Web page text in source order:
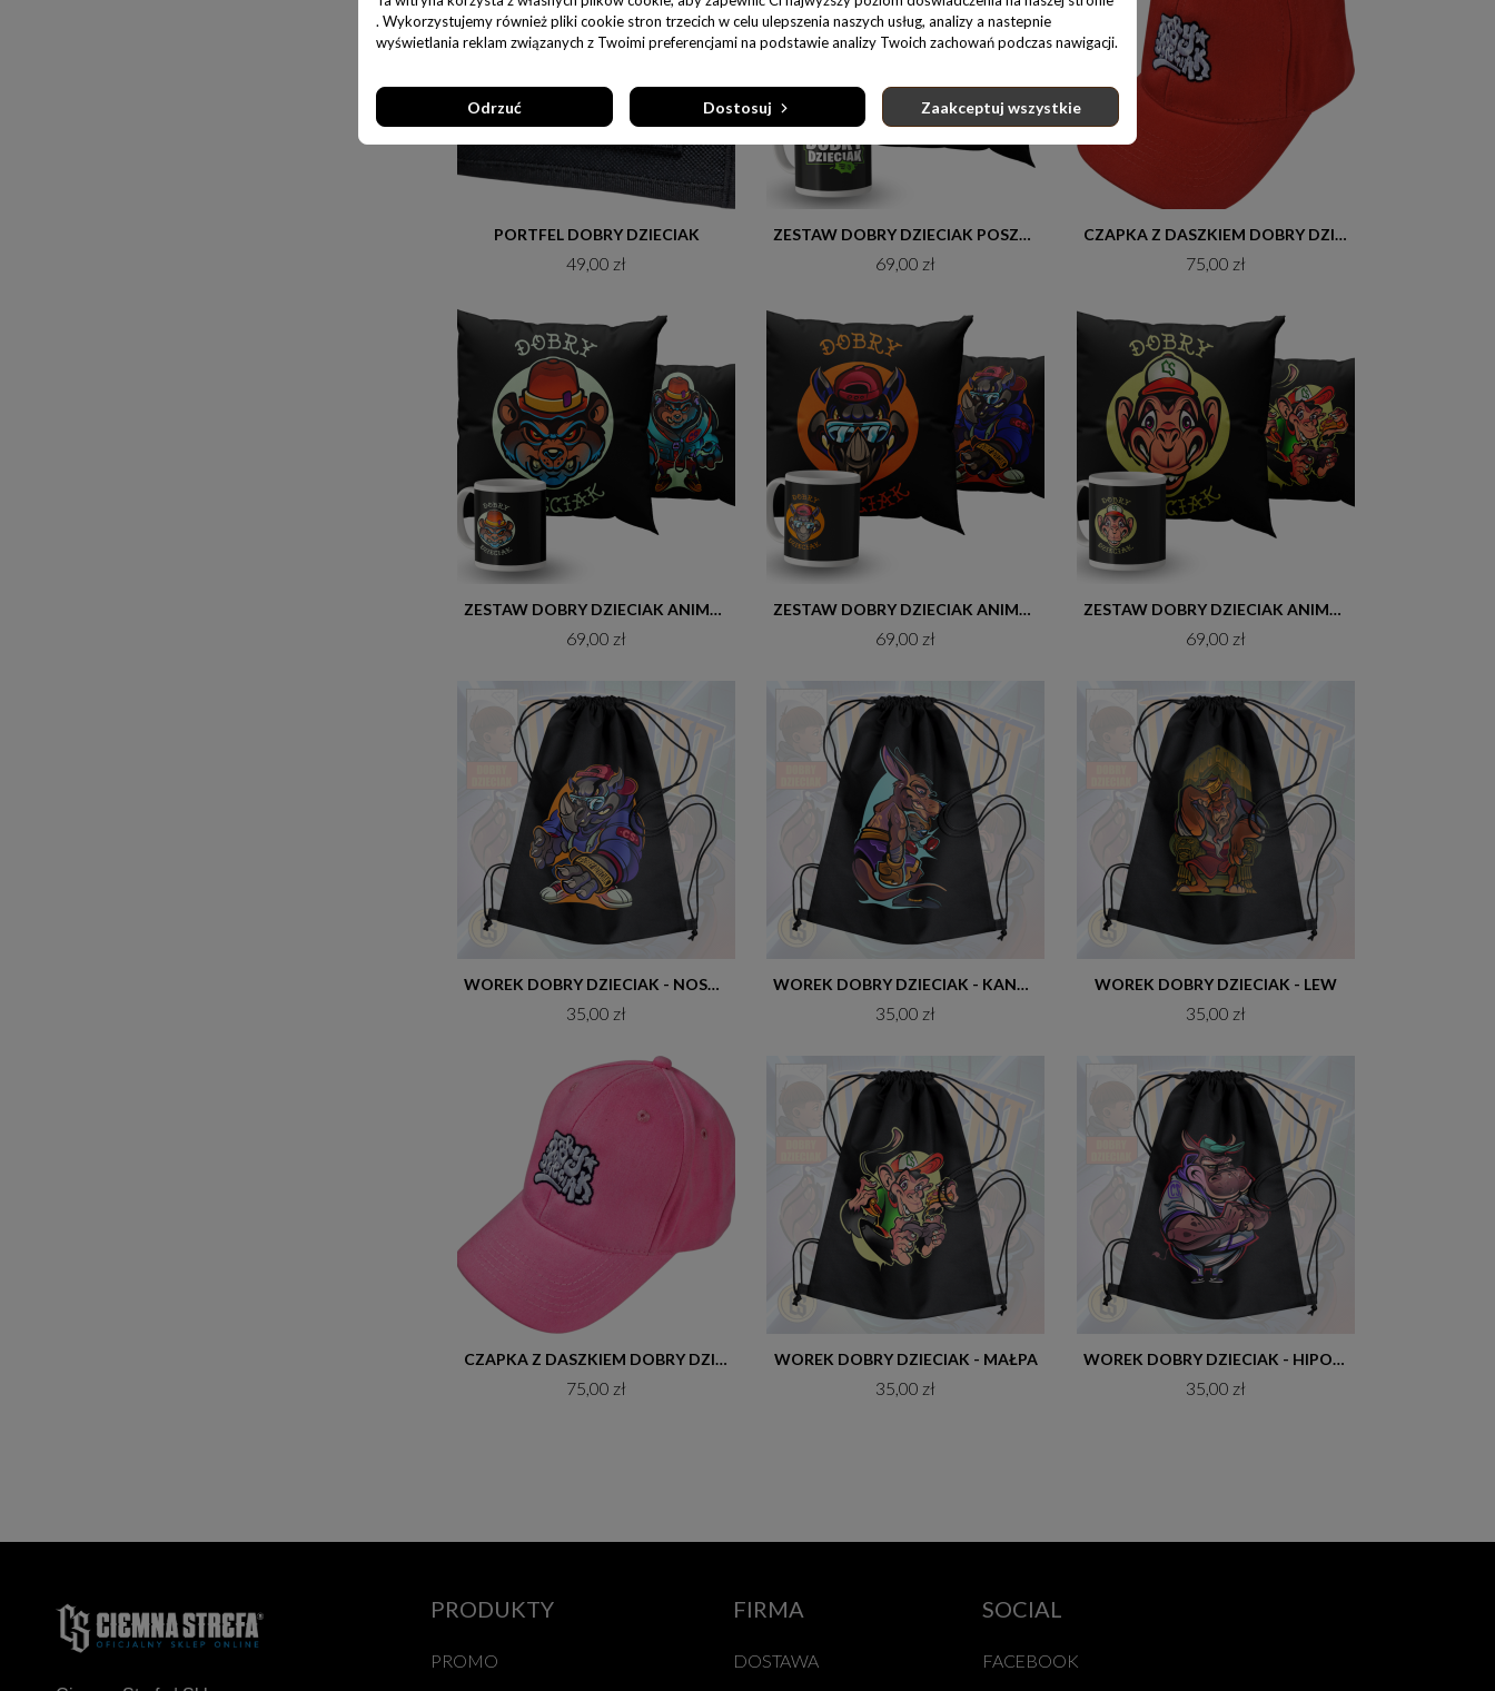
Do koszyka
PORTFEL DOBRY DZIECIAK
49,00 zł
Do koszyka ZESTAW DOBRY DZIECIAK POSZEWKA (BEZ WKŁADU) + KUBEK CERAMICZNY
69,00 zł
Do koszyka CZAPKA Z DASZKIEM DOBRY DZIECIAK GRAFFITI CZERWONA
75,00 zł
Do koszyka ZESTAW DOBRY DZIECIAK ANIMALS NIEDŹWIEDŹ POSZEWKA (BEZ WKŁADU) + KUBEK CERAMICZNY
69,00 zł
Do koszyka ZESTAW DOBRY DZIECIAK ANIMALS NOSOROŻEC POSZEWKA (BEZ WKŁADU) + KUBEK CERAMICZNY
69,00 zł
Do koszyka ZESTAW DOBRY DZIECIAK ANIMALS MAŁPA POSZEWKA(BEZ WKŁADU) + KUBEK CERAMICZNY
69,00 zł
Do koszyka WOREK DOBRY DZIECIAK - NOSOROŻEC
35,00 zł
Do koszyka WOREK DOBRY DZIECIAK - KANGUR
35,00 zł
Do koszyka
WOREK DOBRY DZIECIAK - LEW
35,00 zł
Do koszyka CZAPKA Z DASZKIEM DOBRY DZIECIAK GRAFFITI RÓŻ
75,00 zł
Do koszyka
WOREK DOBRY DZIECIAK - MAŁPA
35,00 zł
Do koszyka WOREK DOBRY DZIECIAK - HIPOPOTAM
35,00 zł
PRODUKTY
PROMO
FIRMA
DOSTAWA
SOCIAL
FACEBOOK
. Wykorzystujemy również pliki cookie stron trzecich w celu ulepszenia naszych usług, analizy a nastepnie
wyświetlania reklam związanych z Twoimi preferencjami na podstawie analizy Twoich zachowań podczas nawigacji.
Odrzuć Dostosuj Zaakceptuj wszystkie